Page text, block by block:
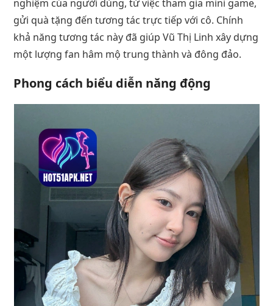
nghiệm của người dùng, từ việc tham gia mini game,
gửi quà tặng đến tương tác trực tiếp với cô. Chính
khả năng tương tác này đã giúp Vũ Thị Linh xây dựng
một lượng fan hâm mộ trung thành và đông đảo.
Phong cách biểu diễn năng động